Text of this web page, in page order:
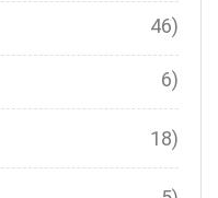
46)
6)
18)